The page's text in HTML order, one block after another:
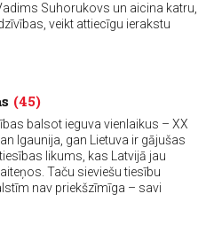
Suhorukovs un aicina katru,
veikt attiecīgu ierakstu
(45)
balsot ieguva vienlaikus – XX
Igaunija, gan Lietuva ir gājušas
likums, kas Latvijā jau
Taču sieviešu tiesību
nav priekšzīmīga – savi